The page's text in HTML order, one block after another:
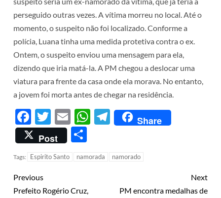
perseguido outras vezes. A vítima morreu no local. Até o
momento, o suspeito não foi localizado. Conforme a
polícia, Luana tinha uma medida protetiva contra o ex.
Ontem, o suspeito enviou uma mensagem para ela,
dizendo que iria matá-la. A PM chegou a deslocar uma
viatura para frente da casa onde ela morava. No entanto,
a jovem foi morta antes de chegar na residência.
Facebook
Twitter
EmailWhatsApp
Telegram
Share
Post
Tags: Espirito Santo namorada namorado
Previous
Prefeito Rogério Cruz,
Next
PM encontra medalhas de